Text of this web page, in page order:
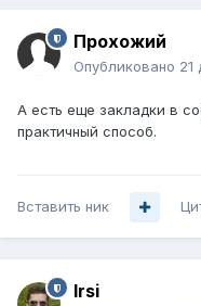
Прохожий
Опубликовано 21
А есть еще закладки в
практичный способ.
Вставить ник
Irsi